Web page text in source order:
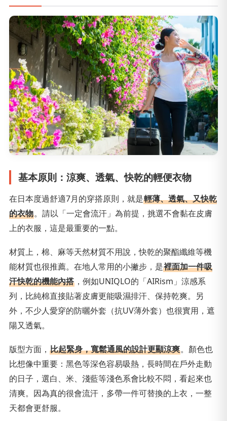
基本原則：涼爽、透氣、快乾的輕便衣物
在日本度過舒適7月的穿搭原則，就是輕薄、透氣、又快乾
的衣物。請以「一定會流汗」為前提，挑選不會黏在皮膚
上的衣服，這是最重要的一點。
材質上，棉、麻等天然材質不用說，快乾的聚酯纖維等機
能材質也很推薦。在地人常用的小撇步，是裡面加一件吸
汗快乾的機能內搭 ，例如UNIQLO的「AIRism」涼感系
列，比純棉直接貼著皮膚更能吸濕排汗、保持乾爽。另
外，不少人愛穿的防曬外套（抗UV薄外套）也很實用，遮
陽又透氣。
版型方面， 比起緊身，寬鬆通風的設計更顯涼爽。顏色也
比想像中重要：黑色等深色容易吸熱，長時間在戶外走動
的日子，選白、米、淺藍等淺色系會比較不悶，看起來也
清爽。因為真的很會流汗，多帶一件可替換的上衣，一整
天都會更舒服。